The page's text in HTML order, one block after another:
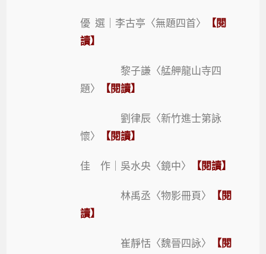
優 選｜李古亭〈無題四首〉
【閱
讀】
黎子謙〈艋舺龍山寺四
題〉
【閱讀】
劉律辰〈新竹進士第詠
懷〉
【閱讀】
佳 作｜吳水央〈鏡中〉 【閱讀】
林禹丞〈物影冊頁〉
【閱
讀】
崔靜恬〈魏晉四詠〉
【閱